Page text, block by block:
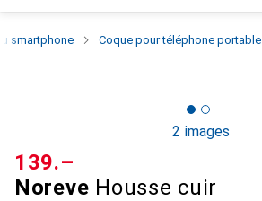
smartphone Coque pour téléphone portable
2 images
Noreve Housse cuir
CHF
139.–